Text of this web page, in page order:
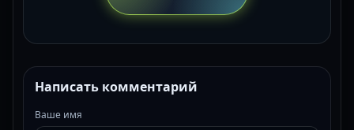
Написать комментарий
Ваше имя